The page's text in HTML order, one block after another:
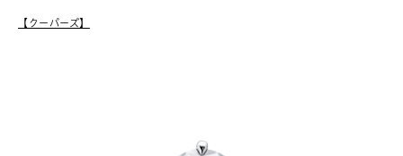
【クーパーズ】